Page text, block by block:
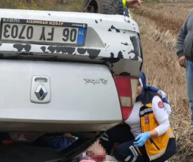
Niğde
Ordu
Rize
Sakarya
Samsun